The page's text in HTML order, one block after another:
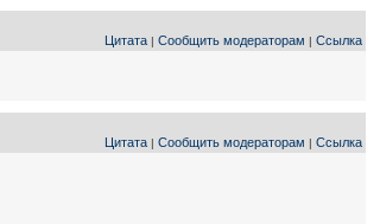
Цитата Сообщить модераторам Ссылка
Цитата Сообщить модераторам Ссылка